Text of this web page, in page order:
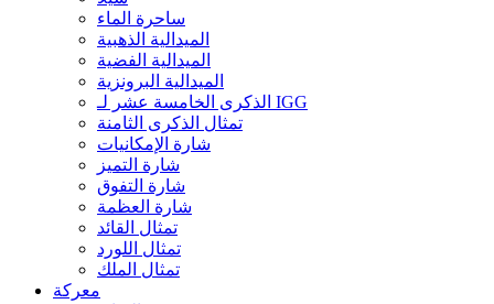
ساحرة الماء
الميدالية الذهبية
الميدالية الفضية
الميدالية البرونزية
الذكرى الخامسة عشر لـ IGG
تمثال الذكرى الثامنة
شارة الإمكانيات
شارة التميز
شارة التفوق
شارة العظمة
تمثال القائد
تمثال اللورد
تمثال الملك
معركة